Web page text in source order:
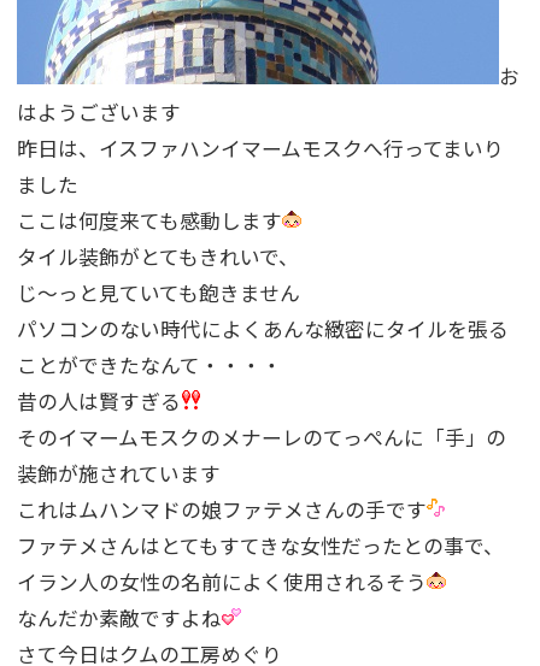
お
はようございます
昨日は、イスファハンイマームモスクへ行ってまいり
ました
ここは何度来ても感動します
タイル装飾がとてもきれいで、
じ〜っと見ていても飽きません
パソコンのない時代によくあんな緻密にタイルを張る
ことができたなんて・・・・
昔の人は賢すぎる
そのイマームモスクのメナーレのてっぺんに「手」の
装飾が施されています
これはムハンマドの娘ファテメさんの手です
ファテメさんはとてもすてきな女性だったとの事で、
イラン人の女性の名前によく使用されるそう
なんだか素敵ですよね
さて今日はクムの工房めぐり